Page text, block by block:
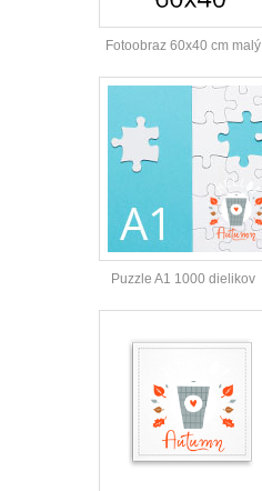
Fotoobraz 60x40 cm malý
Puzzle A1 1000 dielikov